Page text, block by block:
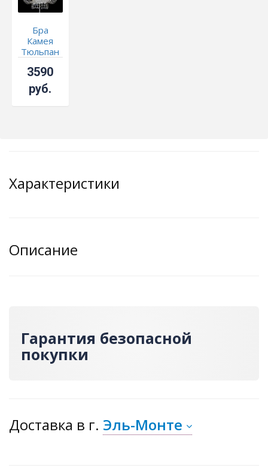
Бра
Камея
Тюльпан
3590
руб.
Характеристики
Описание
Гарантия безопасной
покупки
Доставка в г. Эль-Монте